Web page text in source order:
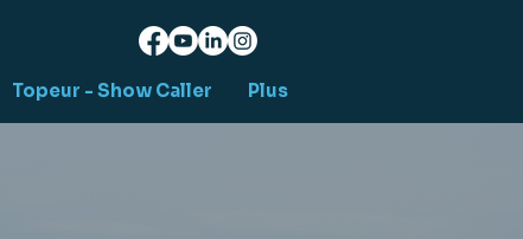
Topeur - Show Caller Plus